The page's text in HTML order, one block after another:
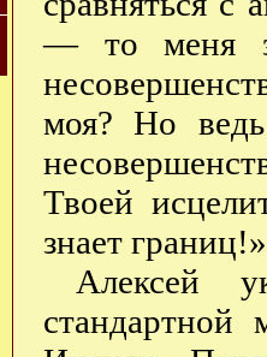
— то меня
моя? Но
Твоей
знает границ!»
Алексей